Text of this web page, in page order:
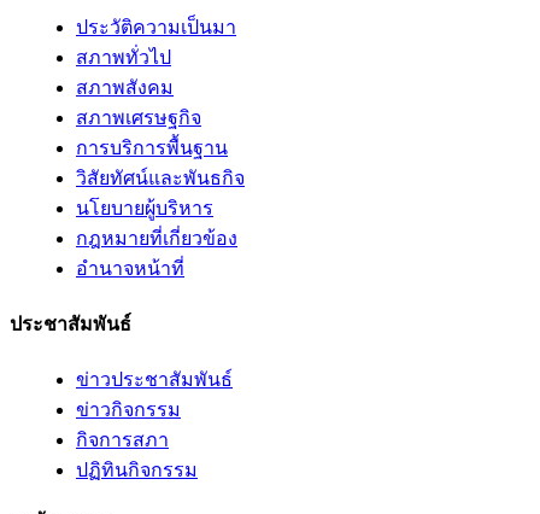
ประวัติความเป็นมา
สภาพทั่วไป
สภาพสังคม
สภาพเศรษฐกิจ
การบริการพื้นฐาน
วิสัยทัศน์และพันธกิจ
นโยบายผู้บริหาร
กฎหมายที่เกี่ยวข้อง
อํานาจหน้าที่
ประชาสัมพันธ์
ข่าวประชาสัมพันธ์
ข่าวกิจกรรม
กิจการสภา
ปฏิทินกิจกรรม